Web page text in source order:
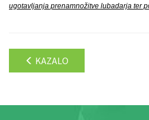
ugotavljanja prenamnožitve lubadarja ter
KAZALO